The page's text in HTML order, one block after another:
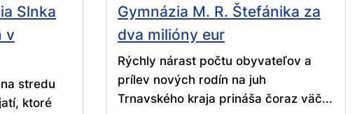
Slnka
v
stredu
ktoré
Gymnázia M. R. Štefánika za
dva milióny eur
Rýchly nárast počtu obyvateľov a
prílev nových rodín na juh
Trnavského kraja prináša čoraz väč...